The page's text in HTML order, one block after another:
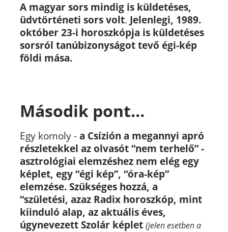
A magyar sors mindig is küldetéses,
üdvtörténeti sors volt. Jelenlegi, 1989.
október 23-i horoszkópja is küldetéses
sorsról tanúbizonyságot tevő égi-kép
földi mása.
Második pont…
Egy komoly - a Csízión a megannyi apró
részletekkel az olvasót “nem terhelő” -
asztrológiai elemzéshez nem elég egy
képlet, egy “égi kép”, “óra-kép”
elemzése. Szükséges hozzá, a
“születési, azaz Radix horoszkóp, mint
kiinduló alap, az aktuális éves,
úgynevezett Szolár képlet (jelen esetben a